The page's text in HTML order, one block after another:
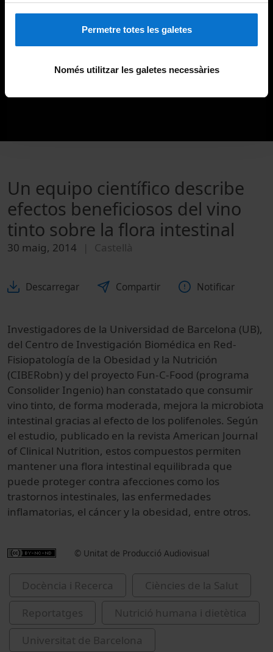
Permetre totes les galetes
Només utilitzar les galetes necessàries
Un equipo científico describe
efectos beneficiosos del vino
tinto sobre la flora intestinal
30 maig, 2014 Castellà
Descarregar Compartir Notificar
Investigadores de la Universidad de Barcelona (UB),
del Centro de Investigación Biomédica en Red-
Fisiopatología de la Obesidad y la Nutrición
(CIBERobn) y del proyecto Fun-C-Food (programa
Consolider Ingenio) han constatado que consumir
vino tinto, de forma moderada, mejora la microbiota
intestinal gracias al efecto de los polifenoles. Según
el estudio, publicado en la revista American Journal
of Clinical Nutrition, estos compuestos permiten
mantener una flora intestinal equilibrada que
puede proteger contra afecciones como los
trastornos intestinales, las enfermedades
inflamatorias, el cáncer y la obesidad, entre otros.
© Unitat de Producció Audiovisual
Docència i Recerca
Ciències de la Salut
Reportatges
Nutrició humana i dietètica
Universitat de Barcelona